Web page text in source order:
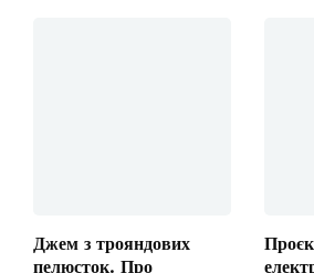
У 1991, разом зі здобуттям
Джем з трояндових
пелюсток. Про